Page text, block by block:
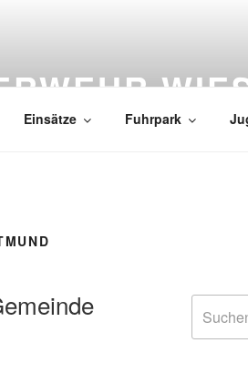
Einsätze Fuhrpark